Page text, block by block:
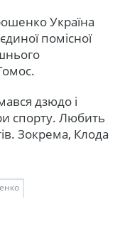
Україна
помісної
дзюдо і
спорту. Любить
Зокрема, Клода